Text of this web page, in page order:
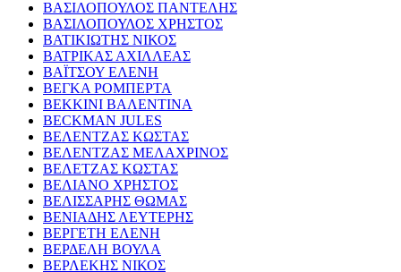
ΒΑΣΙΛΟΠΟΥΛΟΣ ΠΑΝΤΕΛΗΣ
ΒΑΣΙΛΟΠΟΥΛΟΣ ΧΡΗΣΤΟΣ
ΒΑΤΙΚΙΩΤΗΣ ΝΙΚΟΣ
ΒΑΤΡΙΚΑΣ ΑΧΙΛΛΕΑΣ
ΒΑΪΤΣΟΥ ΕΛΕΝΗ
ΒΕΓΚΑ ΡΟΜΠΕΡΤΑ
ΒΕΚΚΙΝΙ ΒΑΛΕΝΤΙΝΑ
BECKMAN JULES
ΒΕΛΕΝΤΖΑΣ ΚΩΣΤΑΣ
ΒΕΛΕΝΤΖΑΣ ΜΕΛΑΧΡΙΝΟΣ
ΒΕΛΕΤΖΑΣ ΚΩΣΤΑΣ
ΒΕΛΙΑΝΟ ΧΡΗΣΤΟΣ
ΒΕΛΙΣΣΑΡΗΣ ΘΩΜΑΣ
ΒΕΝΙΑΔΗΣ ΛΕΥΤΕΡΗΣ
ΒΕΡΓΕΤΗ ΕΛΕΝΗ
ΒΕΡΔΕΛΗ ΒΟΥΛΑ
ΒΕΡΛΕΚΗΣ ΝΙΚΟΣ